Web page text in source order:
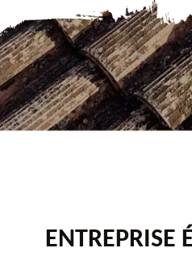
ENTREPRISE